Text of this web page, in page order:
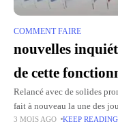
COMMENT FAIRE
nouvelles
de cette
Relancé avec de solides
fait à nouveau la une des
raisons. Un chercheur en
3 MOIS AGO KEEP READING